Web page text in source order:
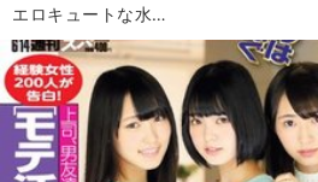
エロキュートな水…